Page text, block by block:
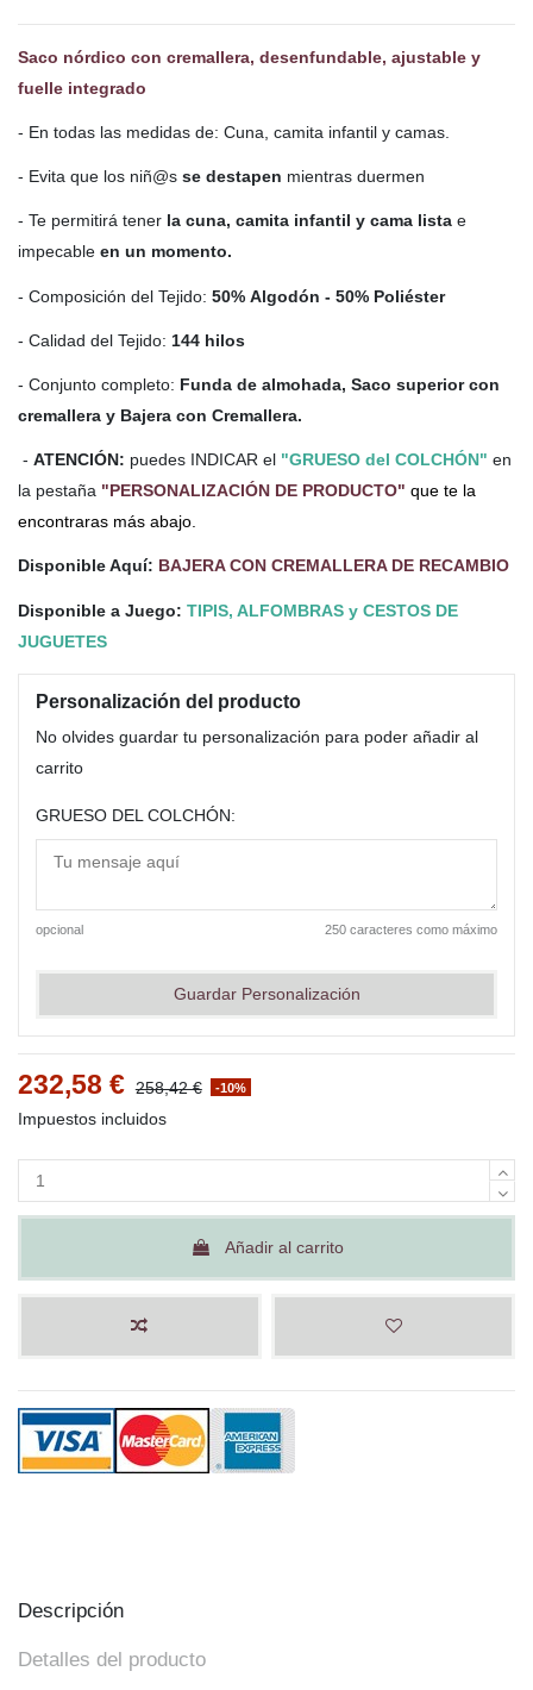
Saco nórdico con cremallera, desenfundable, ajustable y
fuelle integrado
- En todas las medidas de: Cuna, camita infantil y camas.
- Evita que los niñ@s se destapen mientras duermen
- Te permitirá tener la cuna, camita infantil y cama lista e
impecable en un momento.
- Composición del Tejido: 50% Algodón - 50% Poliéster
- Calidad del Tejido: 144 hilos
- Conjunto completo: Funda de almohada, Saco superior con
cremallera y Bajera con Cremallera.
- ATENCIÓN: puedes INDICAR el "GRUESO del COLCHÓN" en
la pestaña "PERSONALIZACIÓN DE PRODUCTO" que te la
encontraras más abajo.
Disponible Aquí: BAJERA CON CREMALLERA DE RECAMBIO
Disponible a Juego: TIPIS, ALFOMBRAS y CESTOS DE
JUGUETES
Personalización del producto
No olvides guardar tu personalización para poder añadir al
carrito
GRUESO DEL COLCHÓN:
opcional 250 caracteres como máximo
Guardar Personalización
232,58 € 258,42 € -10%
Impuestos incluidos
Añadir al carrito
Descripción
Detalles del producto